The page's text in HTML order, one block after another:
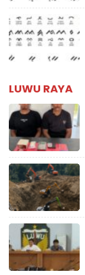
LUWU RAYA